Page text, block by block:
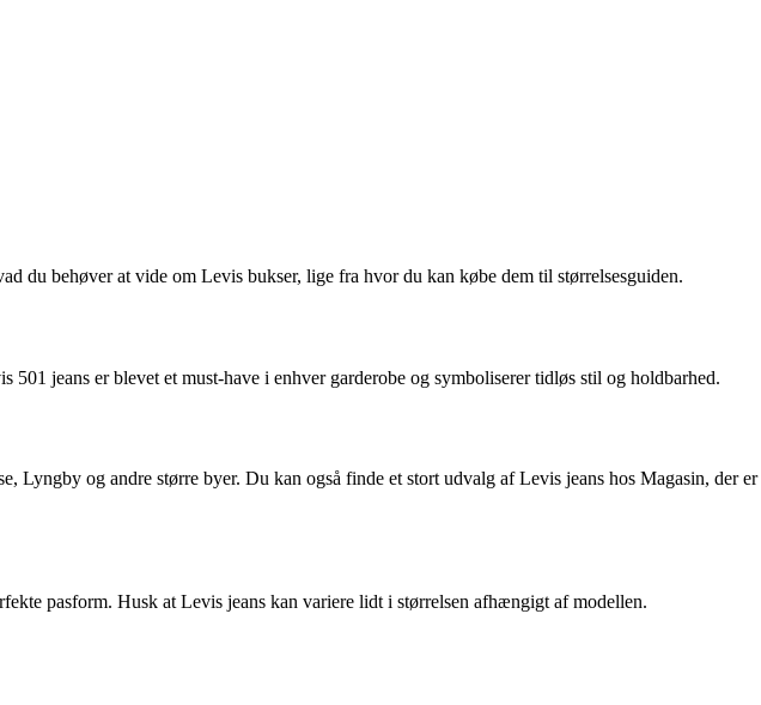
du behøver at vide om Levis bukser, lige fra hvor du kan købe dem til størrelsesguiden.
jeans er blevet et must-have i enhver garderobe og symboliserer tidløs stil og holdbarhed.
og andre større byer. Du kan også finde et stort udvalg af Levis jeans hos Magasin, der er
pasform. Husk at Levis jeans kan variere lidt i størrelsen afhængigt af modellen.